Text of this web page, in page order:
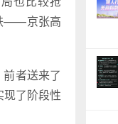
——京张高
者送来了
了阶段性